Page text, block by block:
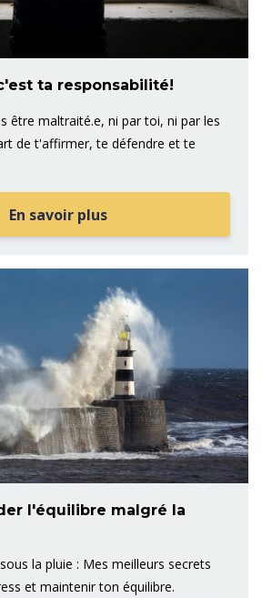
ta responsabilité!
être maltraité.e, ni par toi, ni par les
de t'affirmer, te défendre et te
En savoir plus
l'équilibre malgré la
la pluie : Mes meilleurs secrets
et maintenir ton équilibre.